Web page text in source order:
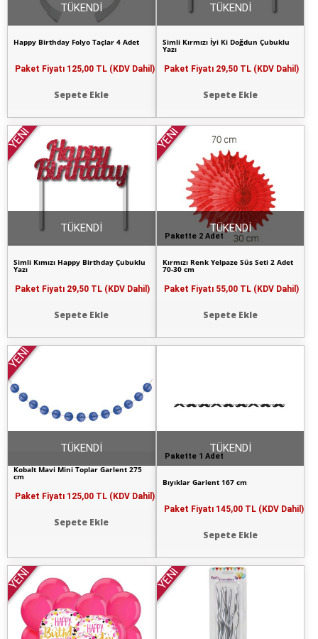
Happy Birthday Folyo Taçlar 4 Adet
Paket Fiyatı 125,00 TL (KDV Dahil)
Sepete Ekle
TÜKENDİ
Simli Kırmızı İyi Ki Doğdun Çubuklu
Yazı
Paket Fiyatı 29,50 TL (KDV Dahil)
Sepete Ekle
TÜKENDİ
YENİ
Simli Kımızı Happy Birthday Çubuklu
Yazı
Paket Fiyatı 29,50 TL (KDV Dahil)
Sepete Ekle
TÜKENDİ
Pakette 2 Adet
YENİ
Kırmızı Renk Yelpaze Süs Seti 2 Adet
70-30 cm
Paket Fiyatı 55,00 TL (KDV Dahil)
Sepete Ekle
TÜKENDİ
YENİ
Kobalt Mavi Mini Toplar Garlent 275
cm
Paket Fiyatı 125,00 TL (KDV Dahil)
Sepete Ekle
TÜKENDİ
Pakette 1 Adet
Bıyıklar Garlent 167 cm
Paket Fiyatı 145,00 TL (KDV Dahil)
Sepete Ekle
TÜKENDİ
YENİ YENİ